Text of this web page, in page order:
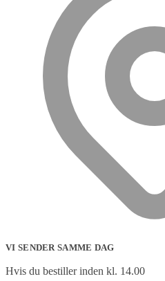
VI SENDER SAMME DAG
Hvis du bestiller inden kl. 14.00